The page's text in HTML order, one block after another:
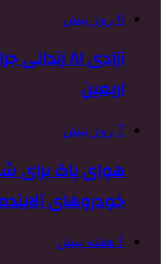
6 روز پیش
آزادی ۸۱
اربعین
7 روز پیش
هوای پاک برای
خودروهای
1 هفته پیش